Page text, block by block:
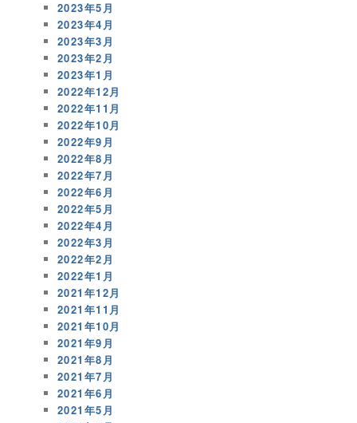
2023年5月
2023年4月
2023年3月
2023年2月
2023年1月
2022年12月
2022年11月
2022年10月
2022年9月
2022年8月
2022年7月
2022年6月
2022年5月
2022年4月
2022年3月
2022年2月
2022年1月
2021年12月
2021年11月
2021年10月
2021年9月
2021年8月
2021年7月
2021年6月
2021年5月